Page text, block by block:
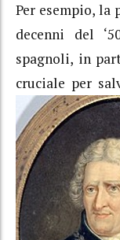
Per esempio, la
decenni del
spagnoli, in
cruciale per